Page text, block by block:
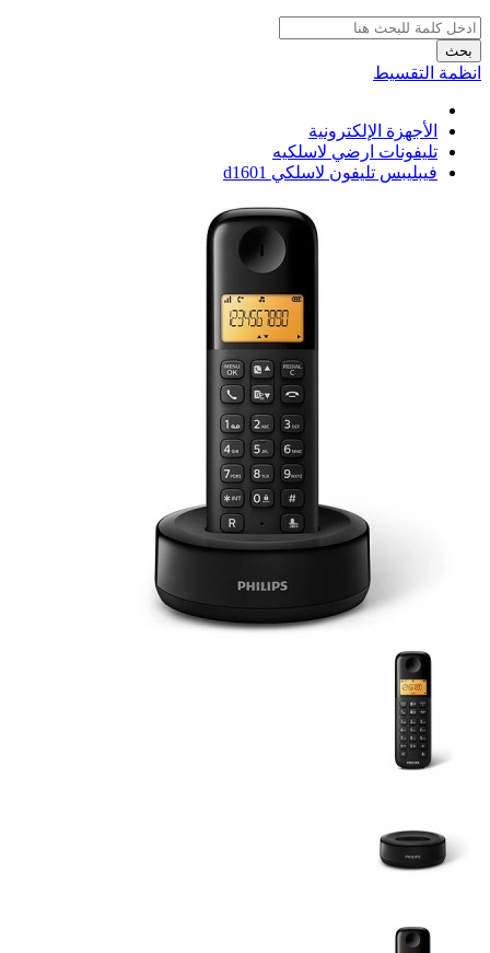
بحث
انظمة التقسيط
الأجهزة الإلكترونية
تليفونات ارضي لاسلكيه
فيبليبس تليفون لاسلكي d1601